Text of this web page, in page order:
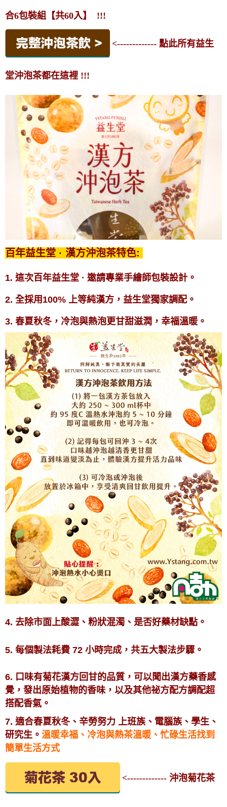
合6包裝組【共60入】 !!!
<------------- 點此所有益生
堂沖泡茶都在這裡 !!!
百年益生堂 · 漢方沖泡茶特色:
1. 這次百年益生堂 · 邀請專業手繪師包裝設計。
2. 全採用100% 上等純漢方， 益生堂獨家調配。
3. 春夏秋冬，冷泡與熱泡更甘甜滋潤，幸福溫暖 。
4. 去除市面上酸澀、粉狀混濁、是否好藥材缺點。
5. 每個製法耗費 72 小時完成，共五大製法步驟。
6. 口味有菊花漢方回甘的品質，可以聞出漢方藥香感
覺， 發出原始植物的香味，以及其他祕方配方調配超
搭配香氣。
7. 適合春夏秋冬、辛勞努力 上班族、電腦族、學生、
研究生。 溫暖幸福、冷泡與熱茶溫暖、忙碌生活找到
簡單生活方式
<------------- 沖泡菊花茶